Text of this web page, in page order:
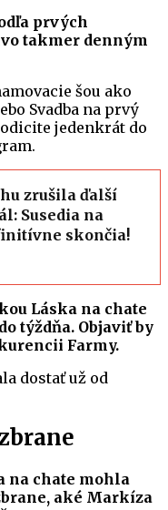
prvých
takmer denným
šou ako
Svadba na prvý
jedenkrát do
zrušila ďalší
Susedia na
skončia!
Láska na chate
týždňa. Objaviť by
Farmy.
dostať už od
na chate mohla
aké Markíza